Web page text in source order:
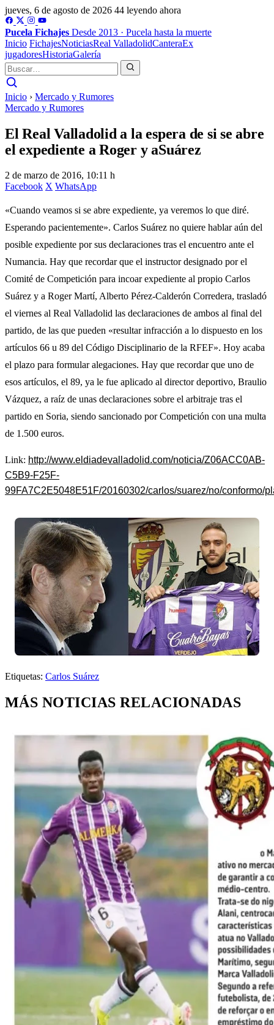
jueves, 6 de agosto de 2026 44 leyendo ahora
Pucela Fichajes Desde 2013 · Pucela hasta la muerte
Inicio FichajesNoticiasReal ValladolidCanteraEx
jugadoresHistoriaGalería
Inicio › Mercado y Rumores
Mercado y Rumores
El Real Valladolid a la espera de si se abre
el expediente a Roger y aSuárez
2 de marzo de 2016, 10:11 h
Facebook X WhatsApp
«Cuando veamos si se abre expediente, ya veremos lo que diré.
Esperando pacientemente». Carlos Suárez no quiere hablar aún del
posible expediente por sus declaraciones tras el encuentro ante el
Numancia. Hay que recordar que el instructor designado por el
Comité de Competición para incoar expediente al propio Carlos
Suárez y a Roger Martí, Alberto Pérez-Calderón Corredera, trasladó
el viernes al Real Valladolid las declaraciones de ambos al final del
partido, de las que pueden «resultar infracción a lo dispuesto en los
artículos 66 u 89 del Código Disciplinario de la RFEF». Hoy acaba
el plazo para formular alegaciones. Hay que recordar que uno de
esos artículos, el 89, ya le fue aplicado al director deportivo, Braulio
Vázquez, a raíz de unas declaraciones sobre el arbitraje tras el
partido en Soria, siendo sancionado por Competición con una multa
de 1.500 euros.
Link: http://www.eldiadevalladolid.com/noticia/Z06ACC0AB-
C5B9-F25F-
99FA7C2E5048E51F/20160302/carlos/suarez/no/conformo/
Etiquetas: Carlos Suárez
MÁS NOTICIAS RELACIONADAS